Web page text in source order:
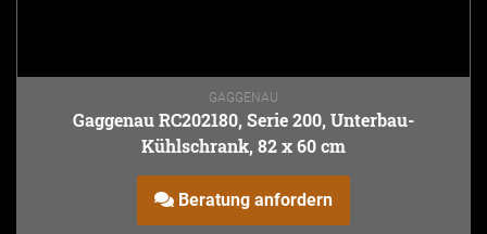
GAGGENAU
Gaggenau RC202180, Serie 200, Unterbau-
Kühlschrank, 82 x 60 cm
Beratung anfordern